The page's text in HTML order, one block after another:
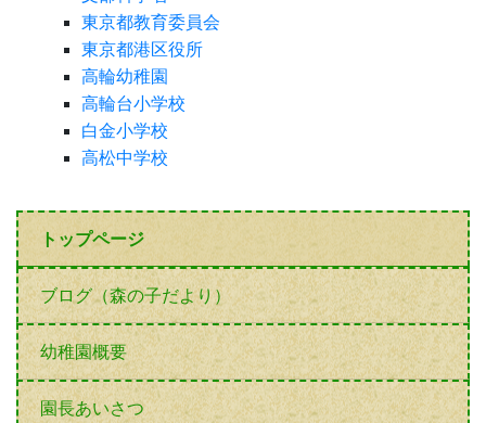
東京都教育委員会
東京都港区役所
高輪幼稚園
高輪台小学校
白金小学校
高松中学校
トップページ
ブログ（森の子だより）
幼稚園概要
園長あいさつ